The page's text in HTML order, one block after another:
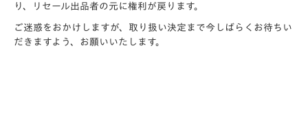
り、リセール出品者の元に権利が戻ります。
ご迷惑をおかけしますが、取り扱い決定まで今しばらくお待ちい
だきますよう、お願いいたします。